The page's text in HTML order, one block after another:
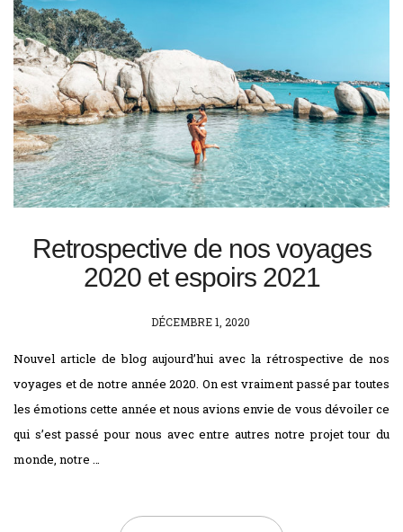
Retrospective de nos voyages
2020 et espoirs 2021
POSTED
DÉCEMBRE 1, 2020
Nouvel article de blog aujourd’hui avec la rétrospective de nos
voyages et de notre année 2020. On est vraiment passé par toutes
les émotions cette année et nous avions envie de vous dévoiler ce
qui s’est passé pour nous avec entre autres notre projet tour du
monde, notre …